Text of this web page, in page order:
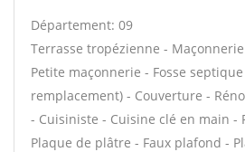
Département: 09
Terrasse tropézienne -
Petite maçonnerie - Fosse
remplacement) - Couverture -
- Cuisiniste - Cuisine clé en main -
Plaque de plâtre - Faux plafond -